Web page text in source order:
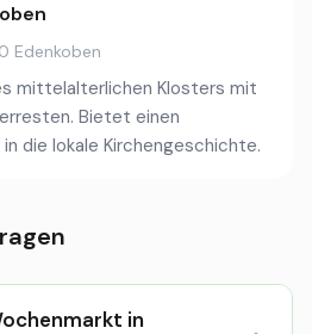
Edenkoben
mittelalterlichen Klosters mit
Bietet einen
die lokale Kirchengeschichte.
in